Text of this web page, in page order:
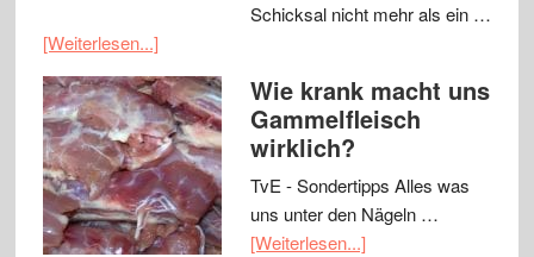
Schicksal nicht mehr als ein …
[Weiterlesen...]
Wie krank macht uns
Gammelfleisch
wirklich?
TvE - Sondertipps Alles was
uns unter den Nägeln …
[Weiterlesen...]